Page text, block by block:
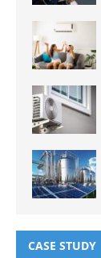
CASE STUDY